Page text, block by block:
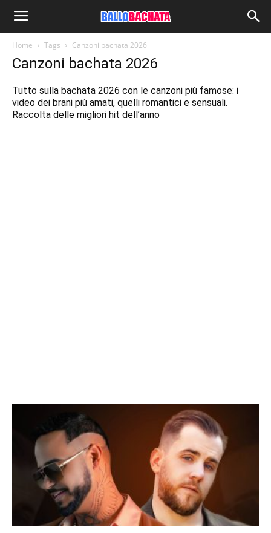
Home Tags Canzoni bachata 2026
Canzoni bachata 2026
Tutto sulla bachata 2026 con le canzoni più famose: i
video dei brani più amati, quelli romantici e sensuali.
Raccolta delle migliori hit dell’anno